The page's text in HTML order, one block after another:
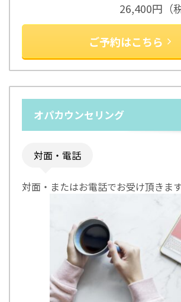
26,400円（
ご予約はこちら
オパカウンセリング
対面・電話
対面・またはお電話でお受け頂きます